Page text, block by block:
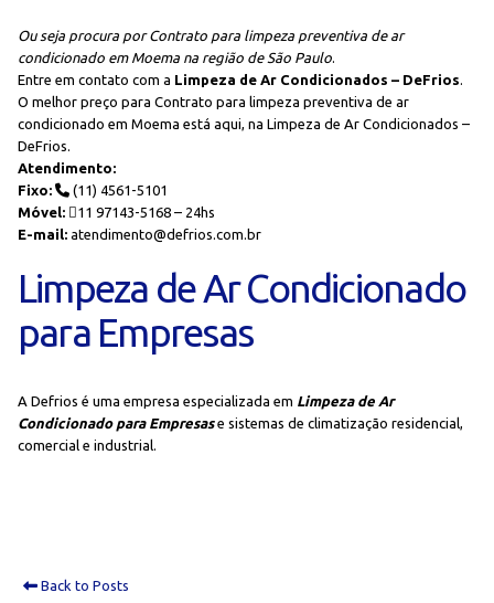
Ou seja procura por Contrato para limpeza preventiva de ar
condicionado em Moema na região de São Paulo.
Entre em contato com a Limpeza de Ar Condicionados – DeFrios.
O melhor preço para Contrato para limpeza preventiva de ar
condicionado em Moema está aqui, na Limpeza de Ar Condicionados –
DeFrios.
Atendimento:
Fixo:
(11) 4561-5101
Móvel:
11 97143-5168 – 24hs
E-mail: atendimento@defrios.com.br
Limpeza de Ar Condicionado
para Empresas
A Defrios é uma empresa especializada em Limpeza de Ar
Condicionado para Empresase sistemas de climatização residencial,
comercial e industrial.
Back to Posts